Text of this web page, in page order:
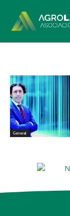
General